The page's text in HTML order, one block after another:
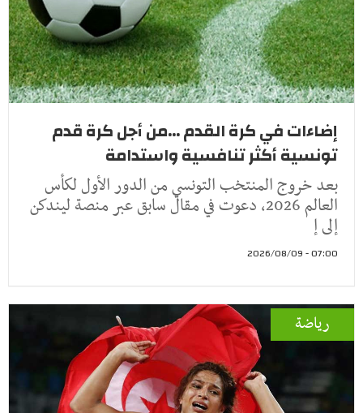
إضاءات في كرة القدم ...من أجل كرة قدم
تونسية أكثر تنافسية واستدامة
بعد خروج المنتخب التونسي من الدور الأول لكأس
العالم 2026، دعوت في مقال سابق عبر منصة ليندكن
إلى إ
07:00 - 2026/08/09
رياضة